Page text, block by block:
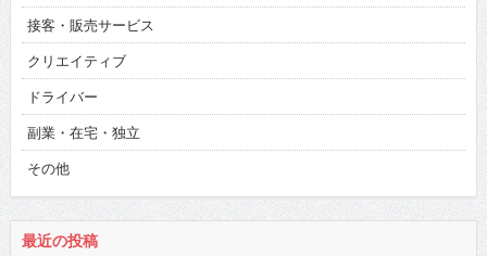
接客・販売サービス
クリエイティブ
ドライバー
副業・在宅・独立
その他
最近の投稿